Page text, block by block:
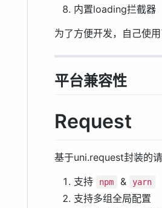
内置loading拦截器
为了方便开发，自己使
平台兼容性
Request
基于uni.request封装的
支持
npm & yarn
支持多组全局配置